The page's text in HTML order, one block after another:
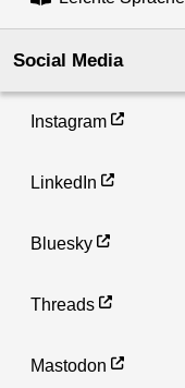
Social Media
Instagram
LinkedIn
Bluesky
Threads
Mastodon